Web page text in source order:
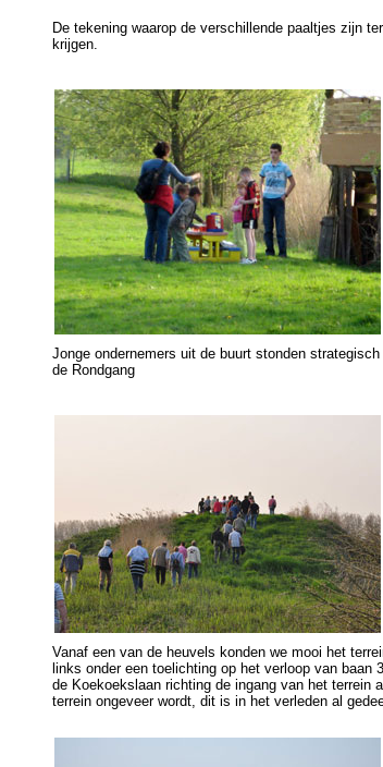
De tekening waarop de verschillende paaltjes zijn
krijgen.
Jonge ondernemers uit de buurt stonden
de Rondgang
Vanaf een van de heuvels konden we mooi het
links onder een toelichting op het verloop van
de Koekoekslaan richting de ingang van het terrein
terrein ongeveer wordt, dit is in het verleden al